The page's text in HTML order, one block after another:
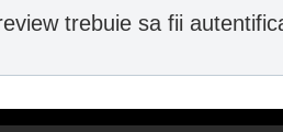
trebuie sa fii